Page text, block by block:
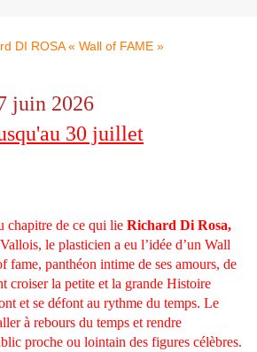
juin 2026
30 juillet
chapitre de ce qui lie Richard Di Rosa,
le plasticien a eu l’idée d’un Wall
fame, panthéon intime de ses amours, de
croiser la petite et la grande Histoire
et se défont au rythme du temps. Le
à rebours du temps et rendre
proche ou lointain des figures célèbres.